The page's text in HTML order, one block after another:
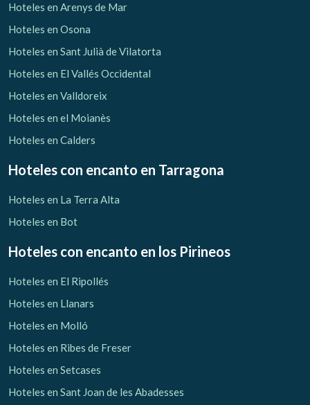
Hoteles en Arenys de Mar
Hoteles en Osona
Hoteles en Sant Julià de Vilatorta
Hoteles en El Vallés Occidental
Hoteles en Valldoreix
Hoteles en el Moianès
Hoteles en Calders
Hoteles con encanto en Tarragona
Hoteles en La Terra Alta
Hoteles en Bot
Hoteles con encanto en los Pirineos
Hoteles en El Ripollés
Hoteles en Llanars
Hoteles en Molló
Hoteles en Ribes de Freser
Hoteles en Setcases
Hoteles en Sant Joan de les Abadesses